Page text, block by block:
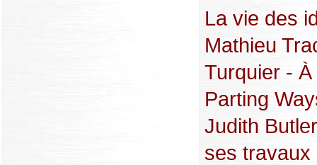
La vie des
Mathieu
Turquier -
Parting
Judith
ses travaux